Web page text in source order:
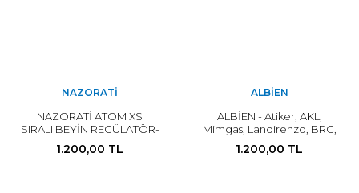
NAZORATI
NAZORATİ ATOM XS
SIRALI BEYİN REGÜLATÖR-
Ecotech Uyumlu
1.200,00 TL
ALBIEN
ALBİEN - Atiker, AKL,
Mimgas, Landirenzo, BRC,
Uyumlu Sıralı LPG Beyin
1.200,00 TL